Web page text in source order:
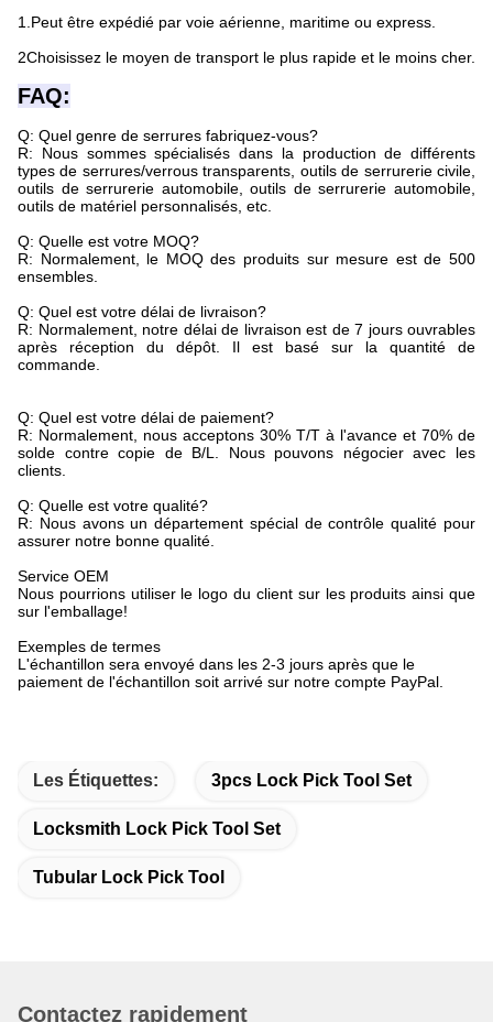
1.Peut être expédié par voie aérienne, maritime ou express.
2Choisissez le moyen de transport le plus rapide et le moins cher.
FAQ:
Q: Quel genre de serrures fabriquez-vous?
R: Nous sommes spécialisés dans la production de différents
types de serrures/verrous transparents, outils de serrurerie civile,
outils de serrurerie automobile, outils de serrurerie automobile,
outils de matériel personnalisés, etc.
Q: Quelle est votre MOQ?
R: Normalement, le MOQ des produits sur mesure est de 500
ensembles.
Q: Quel est votre délai de livraison?
R: Normalement, notre délai de livraison est de 7 jours ouvrables
après réception du dépôt. Il est basé sur la quantité de
commande.
Q: Quel est votre délai de paiement?
R: Normalement, nous acceptons 30% T/T à l'avance et 70% de
solde contre copie de B/L. Nous pouvons négocier avec les
clients.
Q: Quelle est votre qualité?
R: Nous avons un département spécial de contrôle qualité pour
assurer notre bonne qualité.
Service OEM
Nous pourrions utiliser le logo du client sur les produits ainsi que
sur l'emballage!
Exemples de termes
L'échantillon sera envoyé dans les 2-3 jours après que le
paiement de l'échantillon soit arrivé sur notre compte PayPal.
Les Étiquettes: 3pcs Lock Pick Tool Set
Locksmith Lock Pick Tool Set
Tubular Lock Pick Tool
Contactez rapidement